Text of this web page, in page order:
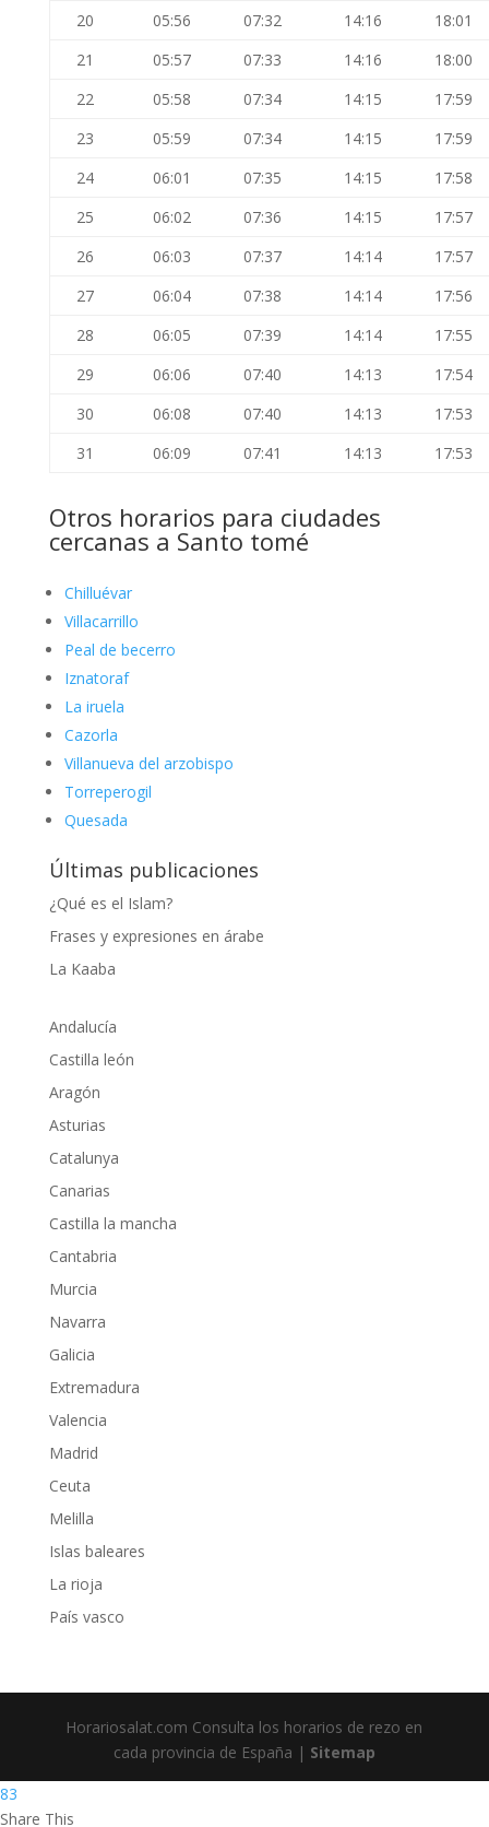
20
05:56 07:32 14:16
18:01
21
05:57 07:33 14:16
18:00
22
05:58 07:34 14:15
17:59
23
05:59 07:34 14:15
17:59
24
06:01 07:35 14:15
17:58
25
06:02 07:36 14:15
17:57
26
06:03 07:37 14:14
17:57
27
06:04 07:38 14:14
17:56
28
06:05 07:39 14:14
17:55
29
06:06 07:40 14:13
17:54
30
06:08 07:40 14:13
17:53
31
06:09 07:41 14:13 17:53
Otros horarios para ciudades
cercanas a Santo tomé
Chilluévar
Villacarrillo
Peal de becerro
Iznatoraf
La iruela
Cazorla
Villanueva del arzobispo
Torreperogil
Quesada
Últimas publicaciones
¿Qué es el Islam?
Frases y expresiones en árabe
La Kaaba
Andalucía
Castilla león
Aragón
Asturias
Catalunya
Canarias
Castilla la mancha
Cantabria
Murcia
Navarra
Galicia
Extremadura
Valencia
Madrid
Ceuta
Melilla
Islas baleares
La rioja
País vasco
Horariosalat.com Consulta los horarios de rezo en
cada provincia de España | Sitemap
83
Share This